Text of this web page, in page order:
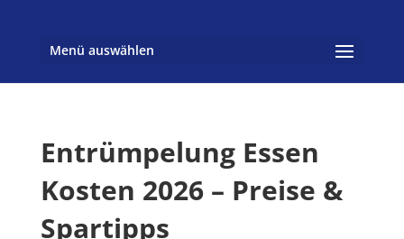
Menü auswählen
Entrümpelung Essen
Kosten 2026 – Preise &
Spartipps